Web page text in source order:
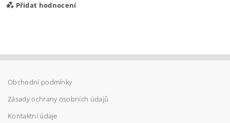
Přidat hodnocení
Obchodní podmínky
Zásady ochrany osobních údajů
Kontaktní údaje